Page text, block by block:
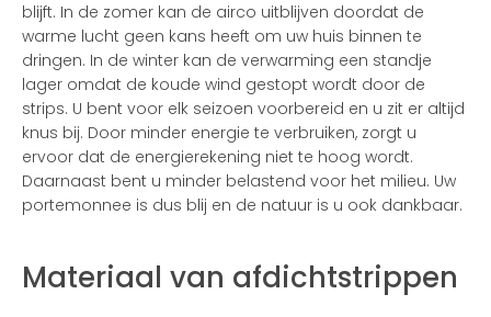
blijft. In de zomer kan de airco uitblijven doordat de
warme lucht geen kans heeft om uw huis binnen te
dringen. In de winter kan de verwarming een standje
lager omdat de koude wind gestopt wordt door de
strips. U bent voor elk seizoen voorbereid en u zit er altijd
knus bij. Door minder energie te verbruiken, zorgt u
ervoor dat de energierekening niet te hoog wordt.
Daarnaast bent u minder belastend voor het milieu. Uw
portemonnee is dus blij en de natuur is u ook dankbaar.
Materiaal van afdichtstrippen